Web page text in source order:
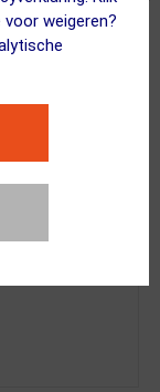
weigeren?
Schijfremblok...